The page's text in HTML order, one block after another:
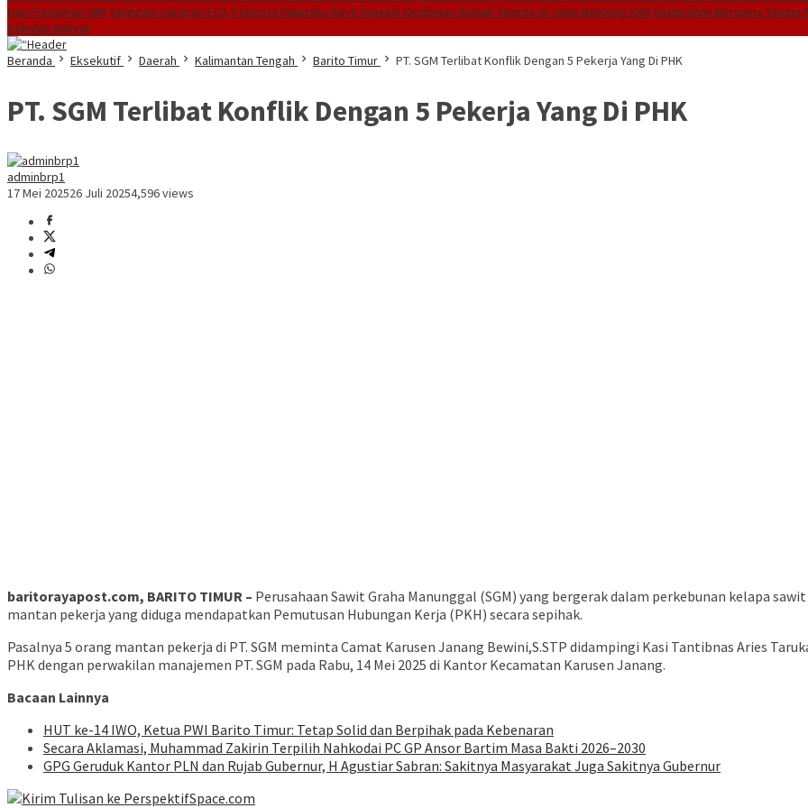
bagi Pemohon SIM Tanggapi Laporan 110, Polresta Palangka Raya Tangani Keributan Rumah Tangga di Jalan Banteng XXIII Silaturahmi Bersama
Sekolah Rakyat
Beranda
Eksekutif Daerah Kalimantan Tengah Barito Timur PT. SGM Terlibat Konflik Dengan 5 Pekerja Yang Di PHK
PT. SGM Terlibat Konflik Dengan 5 Pekerja Yang Di PHK
adminbrp1
17 Mei 202526 Juli 20254,596 views
baritorayapost.com, BARITO TIMUR – Perusahaan Sawit Graha Manunggal (SGM) yang bergerak dalam perkebunan kelapa
mantan pekerja yang diduga mendapatkan Pemutusan Hubungan Kerja (PKH) secara sepihak.
Pasalnya 5 orang mantan pekerja di PT. SGM meminta Camat Karusen Janang Bewini,S.STP didampingi Kasi Tantibnas Aries
PHK dengan perwakilan manajemen PT. SGM pada Rabu, 14 Mei 2025 di Kantor Kecamatan Karusen Janang.
Bacaan Lainnya
HUT ke-14 IWO, Ketua PWI Barito Timur: Tetap Solid dan Berpihak pada Kebenaran
Secara Aklamasi, Muhammad Zakirin Terpilih Nahkodai PC GP Ansor Bartim Masa Bakti 2026–2030
GPG Geruduk Kantor PLN dan Rujab Gubernur, H Agustiar Sabran: Sakitnya Masyarakat Juga Sakitnya Gubernur